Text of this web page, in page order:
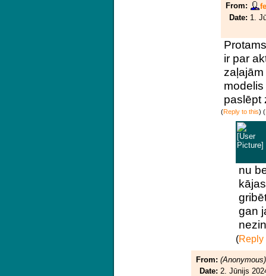
From:
Date: 1.
ir par
paslēpt
(Reply to this) (
nu
gan
(Reply
From: (Anonymous)
Date: 2. Jūnijs